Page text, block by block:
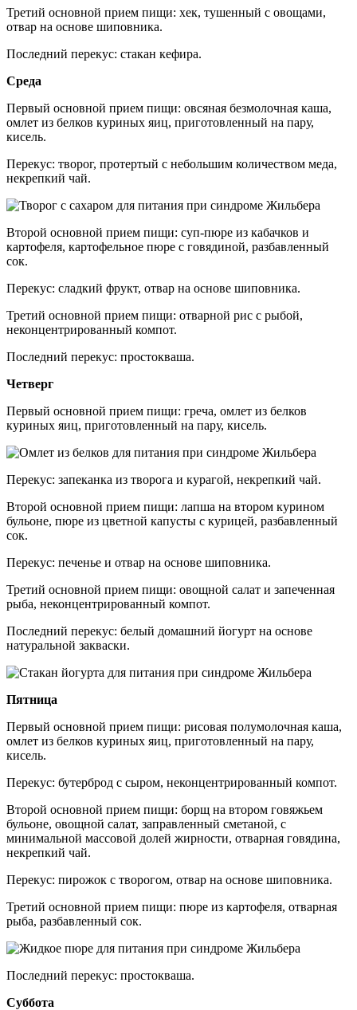
Третий основной прием пищи: хек, тушенный с овощами,
отвар на основе шиповника.
Последний перекус: стакан кефира.
Среда
Первый основной прием пищи: овсяная безмолочная каша,
омлет из белков куриных яиц, приготовленный на пару,
кисель.
Перекус: творог, протертый с небольшим количеством меда,
некрепкий чай.
Второй основной прием пищи: суп-пюре из кабачков и
картофеля, картофельное пюре с говядиной, разбавленный
сок.
Перекус: сладкий фрукт, отвар на основе шиповника.
Третий основной прием пищи: отварной рис с рыбой,
неконцентрированный компот.
Последний перекус: простокваша.
Четверг
Первый основной прием пищи: греча, омлет из белков
куриных яиц, приготовленный на пару, кисель.
Перекус: запеканка из творога и курагой, некрепкий чай.
Второй основной прием пищи: лапша на втором курином
бульоне, пюре из цветной капусты с курицей, разбавленный
сок.
Перекус: печенье и отвар на основе шиповника.
Третий основной прием пищи: овощной салат и запеченная
рыба, неконцентрированный компот.
Последний перекус: белый домашний йогурт на основе
натуральной закваски.
Пятница
Первый основной прием пищи: рисовая полумолочная каша,
омлет из белков куриных яиц, приготовленный на пару,
кисель.
Перекус: бутерброд с сыром, неконцентрированный компот.
Второй основной прием пищи: борщ на втором говяжьем
бульоне, овощной салат, заправленный сметаной, с
минимальной массовой долей жирности, отварная говядина,
некрепкий чай.
Перекус: пирожок с творогом, отвар на основе шиповника.
Третий основной прием пищи: пюре из картофеля, отварная
рыба, разбавленный сок.
Последний перекус: простокваша.
Суббота